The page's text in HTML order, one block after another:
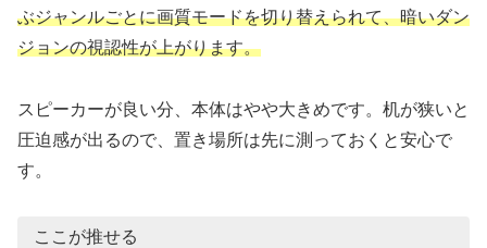
ぶジャンルごとに画質モードを切り替えられて、暗いダン
ジョンの視認性が上がります。
スピーカーが良い分、本体はやや大きめです。机が狭いと
圧迫感が出るので、置き場所は先に測っておくと安心で
す。
ここが推せる